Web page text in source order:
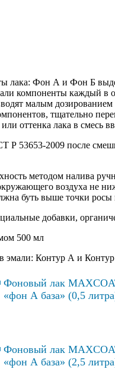
лака: Фон А и Фон Б
компоненты каждый в
малым
тщательно
оттенка лака в смесь
Р 53653-2009 после
методом налива
воздуха не
буть выше точки росы
добавки,
500 мл
эмали: Контур А и Контур
Фоновый лак
«фон А база» (0,5
Фоновый лак
«фон А база» (2,5 литра